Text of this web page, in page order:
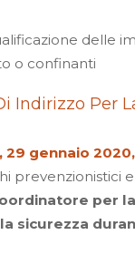
delle
o confinanti
Indirizzo Per
29 gennaio
prevenzionistici
per
sicurezza